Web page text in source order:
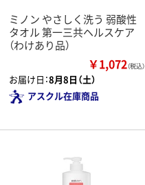
ミノン やさしく洗う 弱酸性
タオル 第一三共ヘルスケア
（わけあり品）
￥1,072（税込）
お届け日：8月8日（土）
アスクル在庫商品